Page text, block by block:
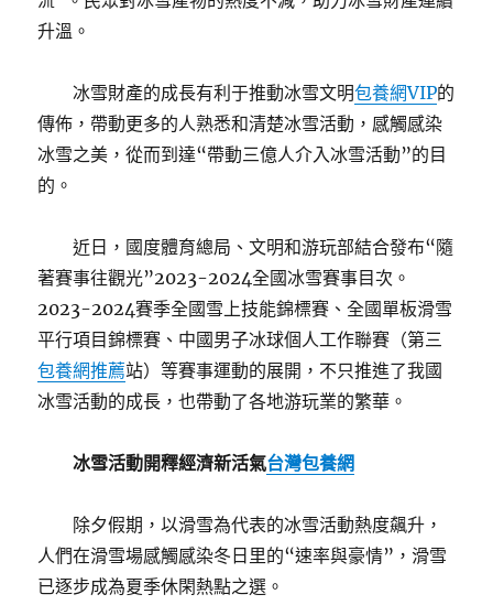
升溫。
冰雪財產的成長有利于推動冰雪文明包養網VIP的
傳佈，帶動更多的人熟悉和清楚冰雪活動，感觸感染
冰雪之美，從而到達“帶動三億人介入冰雪活動”的目
的。
近日，國度體育總局、文明和游玩部結合發布“隨
著賽事往觀光”2023-2024全國冰雪賽事目次。
2023-2024賽季全國雪上技能錦標賽、全國單板滑雪
平行項目錦標賽、中國男子冰球個人工作聯賽（第三
包養網推薦站）等賽事運動的展開，不只推進了我國
冰雪活動的成長，也帶動了各地游玩業的繁華。
冰雪活動開釋經濟新活氣台灣包養網
除夕假期，以滑雪為代表的冰雪活動熱度飆升，
人們在滑雪場感觸感染冬日里的“速率與豪情”，滑雪
已逐步成為夏季休閑熱點之選。